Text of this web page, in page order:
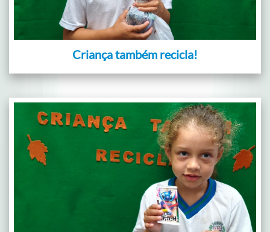
Criança também recicla!